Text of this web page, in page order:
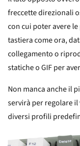
freccette direzionali
con cui poter avere
tastiera come ora,
collegamento o
statiche o GIF per
Non manca anche il
servirà per regolare
diversi profili